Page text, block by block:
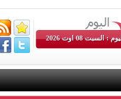
: السبت 08 اوت 2026